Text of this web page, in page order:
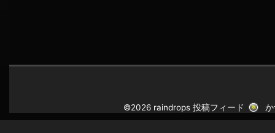
©2026 raindrops投稿フィード